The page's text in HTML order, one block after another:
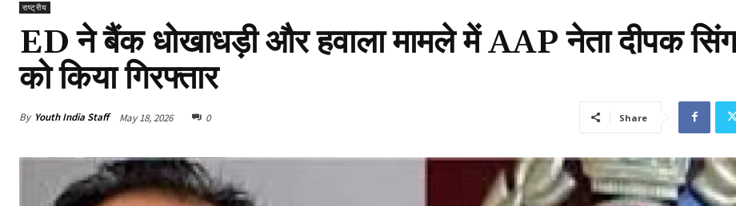
राष्ट्रीय
ED ने बैंक धोखाधड़ी और हवाला मामले में AAP नेता दीपक
को किया गिरफ्तार
By Youth India Staff May 18, 2026 0 Share